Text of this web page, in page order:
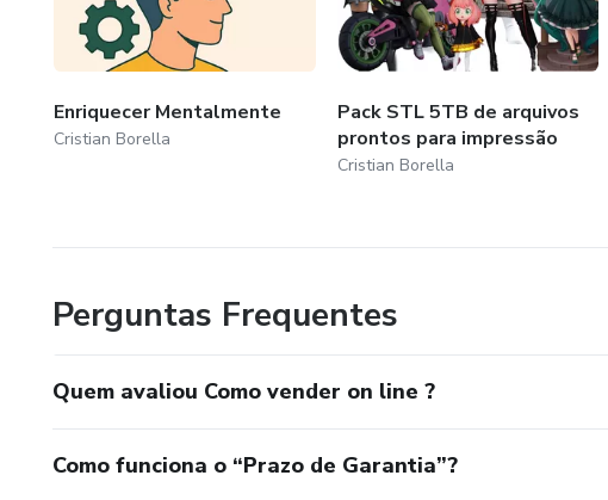
Enriquecer Mentalmente
Cristian Borella
Pack STL 5TB de arquivos
prontos para impressão
Cristian Borella
Perguntas Frequentes
Quem avaliou Como vender on line ?
Como funciona o “Prazo de Garantia”?